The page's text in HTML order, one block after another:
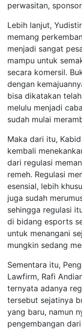
perwasitan,
Lebih lanjut,
memang
menjadi sangat
mampu untuk
secara komersil.
dengan
bisa dikatakan
melulu menjadi
sudah mulai
Maka dari itu,
kembali
dari regulasi
remeh. Regulasi
esensial, lebih
juga sudah
sehingga regulasi
di bidang esports
untuk menangani
mungkin sedang
Sementara itu,
Lawfirm, Rafi
ternyata adanya
tersebut sejatinya
yang baru, namun
pengembangan